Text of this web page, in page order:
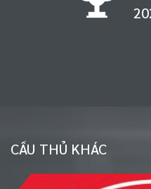
CẦU THỦ KHÁC